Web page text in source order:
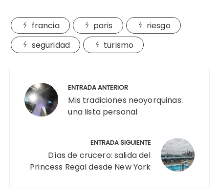
francia paris
riesgo
seguridad
turismo
entradas
ENTRADA ANTERIOR
Mis tradiciones neoyorquinas:
una lista personal
ENTRADA SIGUIENTE
Días de crucero: salida del
Princess Regal desde New York